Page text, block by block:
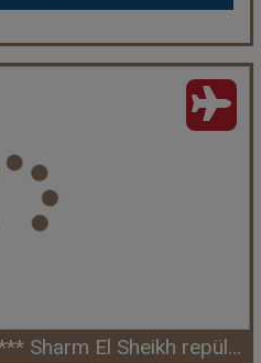
***, Egyiptom
El Sheikh
Repülővel
Félpanzió
Hotel ***
09-13 | 7 éj FALCON NAAMA STAR *** Sharm El Sheikh repülővel